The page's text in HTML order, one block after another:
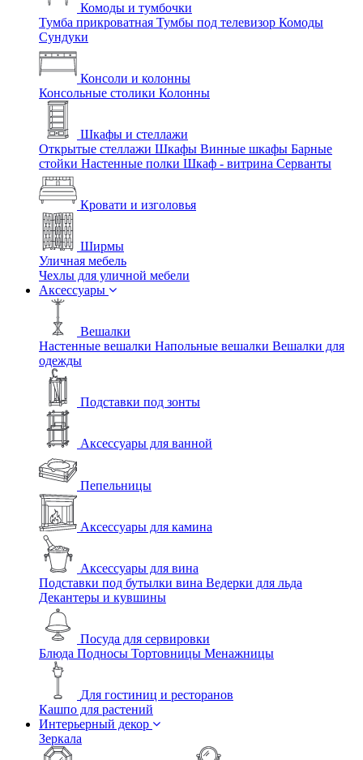
Комоды и тумбочки
Тумба прикроватная Тумбы под телевизор Комоды
Сундуки
Консоли и колонны
Консольные столики Колонны
Шкафы и стеллажи
Открытые стеллажи Шкафы Винные шкафы Барные
стойки Настенные полки Шкаф - витрина Серванты
Кровати и изголовья
Ширмы
Уличная мебель
Чехлы для уличной мебели
Аксессуары
Вешалки
Настенные вешалки Напольные вешалки Вешалки для
одежды
Подставки под зонты
Аксессуары для ванной
Пепельницы
Аксессуары для камина
Аксессуары для вина
Подставки под бутылки вина Ведерки для льда
Декантеры и кувшины
Посуда для сервировки
Блюда Подносы Тортовницы Менажницы
Для гостиниц и ресторанов
Кашпо для растений
Интерьерный декор
Зеркала